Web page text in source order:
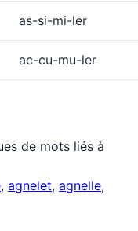
as-si-mi-ler
ac-cu-mu-ler
de mots liés à
, agnelet, agnelle,